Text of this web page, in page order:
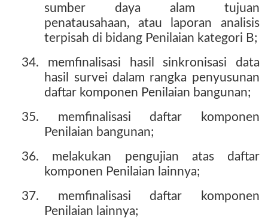
sumber daya alam tujuan
penatausahaan, atau laporan analisis
terpisah di bidang Penilaian kategori B;
34. memfinalisasi hasil sinkronisasi data
hasil survei dalam rangka penyusunan
daftar komponen Penilaian bangunan;
35. memfinalisasi daftar komponen
Penilaian bangunan;
36. melakukan pengujian atas daftar
komponen Penilaian lainnya;
37. memfinalisasi daftar komponen
Penilaian lainnya;